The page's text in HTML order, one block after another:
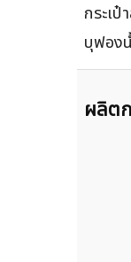
กระเ
บุฟอง
ผลิต